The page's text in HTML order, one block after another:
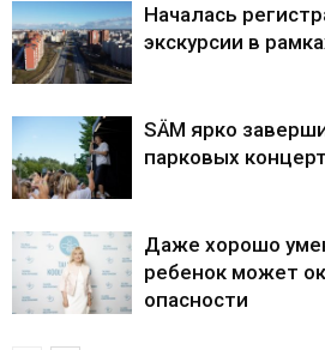
Началась
экскурсии в
SÄM ярко
парковых
Даже хорошо
ребенок может
опасности